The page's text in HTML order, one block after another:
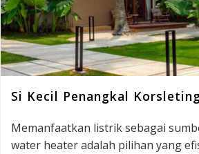
Si Kecil Penangkal
Memanfaatkan listrik sebagai
water heater adalah pilihan yang